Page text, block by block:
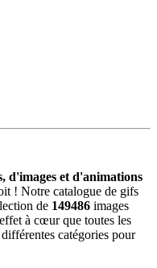
d'images et d'animations
! Notre catalogue de gifs
de 149486 images
à cœur que toutes les
catégories pour